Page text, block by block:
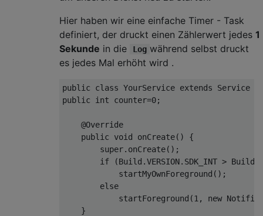
Hier haben wir eine einfache Timer - Task
definiert, der druckt einen Zählerwert jedes 1
Sekunde in die Log während selbst druckt
es jedes Mal erhöht wird .
public class YourService extends Service
public int counter=0;
@Override
public
void onCreate( )
{
super.onCreate();
if (Build.VERSION.SDK_INT >
            startMyOwnForeground();
else
            startForeground(
1 , new
    }